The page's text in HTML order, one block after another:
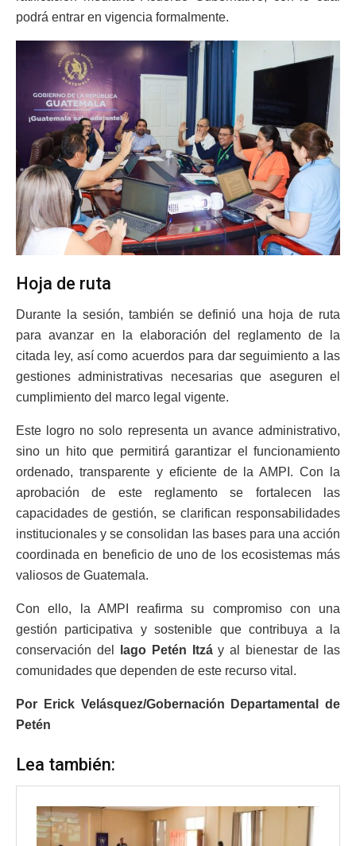
podrá entrar en vigencia formalmente.
Hoja de ruta
Durante la sesión, también se definió una hoja de ruta
para avanzar en la elaboración del reglamento de la
citada ley, así como acuerdos para dar seguimiento a las
gestiones administrativas necesarias que aseguren el
cumplimiento del marco legal vigente.
Este logro no solo representa un avance administrativo,
sino un hito que permitirá garantizar el funcionamiento
ordenado, transparente y eficiente de la AMPI. Con la
aprobación de este reglamento se fortalecen las
capacidades de gestión, se clarifican responsabilidades
institucionales y se consolidan las bases para una acción
coordinada en beneficio de uno de los ecosistemas más
valiosos de Guatemala.
Con ello, la AMPI reafirma su compromiso con una
gestión participativa y sostenible que contribuya a la
conservación del
lago Petén Itzáy al bienestar de las
comunidades que dependen de este recurso vital.
Por Erick Velásquez/Gobernación Departamental de
Petén
Lea también: